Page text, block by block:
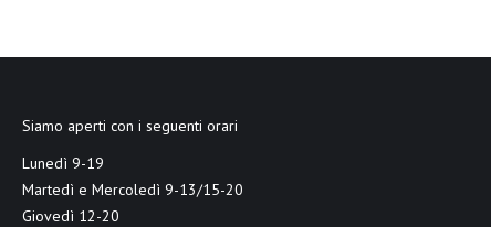
Siamo aperti con i seguenti orari
Lunedì 9-19
Martedì e Mercoledì 9-13/15-20
Giovedì 12-20